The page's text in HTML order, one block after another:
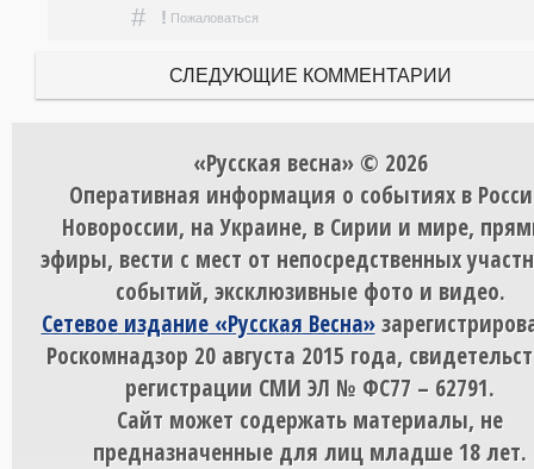
# ! Пожаловаться
СЛЕДУЮЩИЕ КОММЕНТАРИИ
«Русская весна» © 2026
Оперативная информация о событиях в
Новороссии, на Украине, в Сирии и мире,
эфиры, вести с мест от непосредственных
событий, эксклюзивные фото и видео.
Сетевое издание «Русская Весна»
Роскомнадзор 20 августа 2015 года,
регистрации СМИ ЭЛ № ФС77 – 62791.
Сайт может содержать материалы, не
предназначенные для лиц младше 18 лет.